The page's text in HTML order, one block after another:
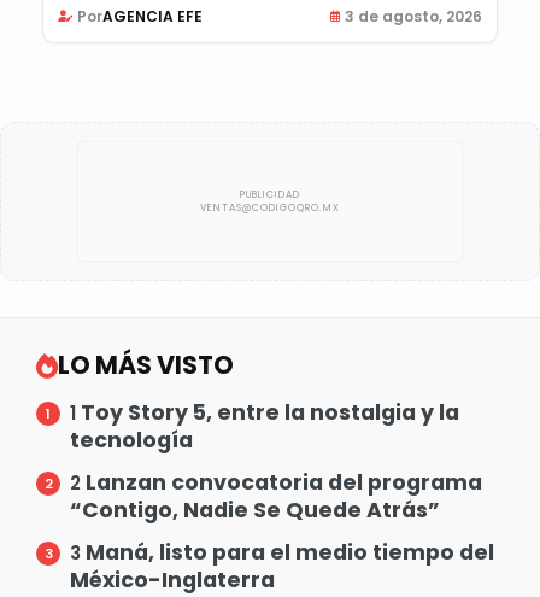
PorAGENCIA EFE 3 de agosto, 2026
LO MÁS VISTO
1 Toy Story 5, entre la nostalgia y la
tecnología
2 Lanzan convocatoria del programa
“Contigo, Nadie Se Quede Atrás”
3 Maná, listo para el medio tiempo del
México-Inglaterra